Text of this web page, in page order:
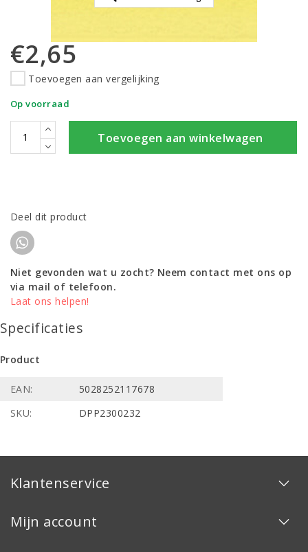
€2,65
Toevoegen aan vergelijking
Op voorraad
Toevoegen aan winkelwagen
Deel dit product
Niet gevonden wat u zocht? Neem contact met ons op
via mail of telefoon.
Laat ons helpen!
Specificaties
Product
EAN:
5028252117678
SKU:
DPP2300232
Klantenservice
Mijn account